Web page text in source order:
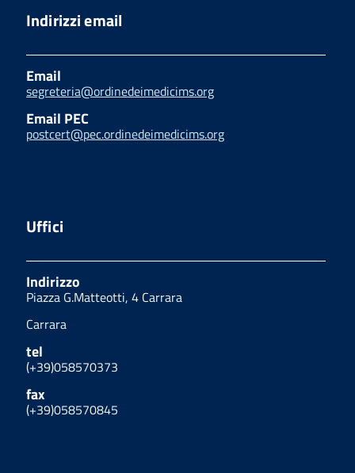
Indirizzi email
Email
segreteria@ordinedeimedicims.org
Email PEC
postcert@pec.ordinedeimedicims.org
Uffici
Indirizzo
Piazza G.Matteotti, 4 Carrara
Carrara
tel
(+39)058570373
fax
(+39)058570845